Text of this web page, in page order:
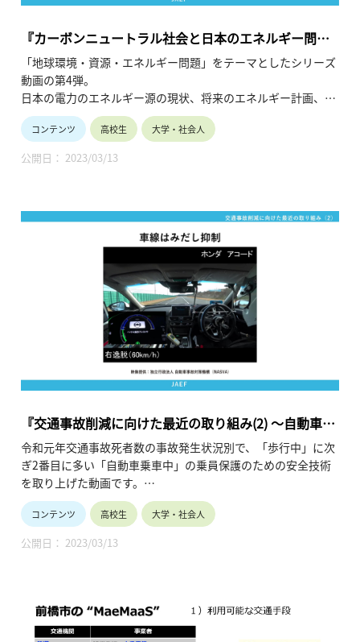
『カーボンニュートラル社会と日本のエネルギー問題
<中編>再生可能エネルギーの可能性と課題』
「地球環境・資源・エネルギー問題」をテーマとしたシリーズ
動画の第4弾。
日本の電力のエネルギー源の現状、将来のエネルギー計画、そ
して各再生可能エネルギーの特徴などを挙げながら、再生可能
エネルギー活用にはどのような課題があるかを紐解きます。
（令和3年12月公開、23分22秒）
コンテンツ 高校生 大学・社会人
公開日： 2023/03/13
『交通事故削減に向けた最近の取り組み(2) ～自動車乗
用者保護のための安全技術～』
令和元年交通事故死者数の事故発生状況別で、「歩行中」に次
ぎ2番目に多い「自動車乗車中」の乗員保護のための安全技術
を取り上げた動画です。
交通事故の要因の9割を占めるとされる「ヒューマンエラー」
を防ぐための技術開発の動きや、
高齢ドライバーによる事故の特徴とその対策などを紹介してい
ます。（令和2年12月公開、5分11秒）
コンテンツ 高校生 大学・社会人
公開日： 2023/03/13